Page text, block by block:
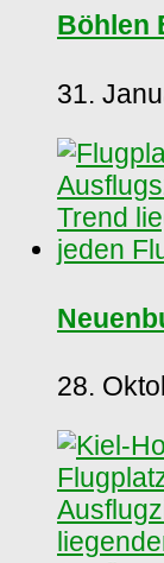
Böhlen
31.
28.